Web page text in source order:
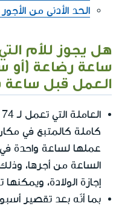
الحد الأدنى من
هل يجوز للأم
ساعة رضاعة (أو
العمل قبل ساعة
كاملة كالمتبع في
عملها لساعة واحدة
الساعة من أجرها،
إجازة الولادة،
بما أنّه بعد تقصير